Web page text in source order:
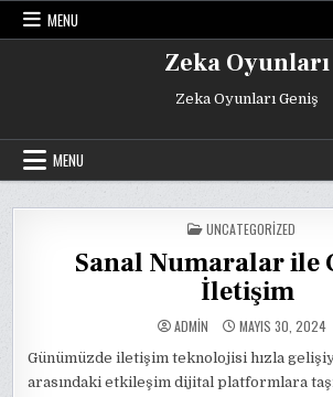
Skip
MENU
Zeka Oyunları
Zeka Oyunları Geniş
MENU
POSTED
IN
UNCATEGORIZED
Sanal Numaralar ile
İletişim
ADMIN MAYIS 30, 2024
Günümüzde iletişim teknolojisi hızla
arasındaki etkileşim dijital platformlara